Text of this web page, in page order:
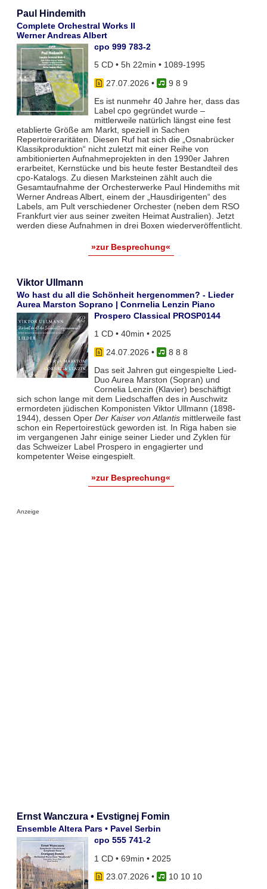
Paul Hindemith
Complete Orchestral Works II
Werner Andreas Albert
cpo 999 783-2
5 CD • 5h 22min • 1089-1995
27.07.2026 •
9 8 9
Es ist nunmehr 40 Jahre her, dass das
Label cpo gegründet wurde –
mittlerweile natürlich längst eine fest
etablierte Größe am Markt, speziell in Sachen
Repertoireraritäten. Diesen Ruf hat sich die „Osnabrücker
Klassikproduktion“ nicht zuletzt mit einer Reihe von
ambitionierten Aufnahmeprojekten in den 1990er Jahren
erarbeitet, Kernstücke und bis heute fester Bestandteil des
cpo-Katalogs. Zu diesen Marksteinen zählt auch die
Gesamtaufnahme der Orchesterwerke Paul Hindemiths mit
Werner Andreas Albert, einem der „Hausdirigenten“ des
Labels, am Pult verschiedener Orchester (neben dem RSO
Frankfurt vier aus seiner zweiten Heimat Australien). Jetzt
werden diese Aufnahmen in drei Boxen wiederveröffentlicht.
»zur Besprechung«
Viktor Ullmann
Wo hast du all die Schönheit hergenommen? - Lieder
Aurea Marston Soprano | Conrnelia Lenzin Piano
Prospero Classical PROSP0144
1 CD • 40min • 2025
24.07.2026 •
8 8 8
Das seit Jahren gut eingespielte Lied-
Duo Aurea Marston (Sopran) und
Cornelia Lenzin (Klavier) beschäftigt
sich schon lange mit dem Liedschaffen des in Auschwitz
ermordeten jüdischen Komponisten Viktor Ullmann (1898-
1944), dessen Oper Der Kaiser von Atlantismittlerweile fast
schon ein Repertoirestück geworden ist. In Riga haben sie
im vergangenen Jahr einige seiner Lieder und Zyklen für
das Schweizer Label Prospero in engagierter und
kompetenter Weise eingespielt.
»zur Besprechung«
Anzeige
Ernst Wanczura • Evstignej Fomin
Ensemble Altera Pars • Pavel Serbin
cpo 555 741-2
1 CD • 69min • 2025
23.07.2026 •
10 10 10